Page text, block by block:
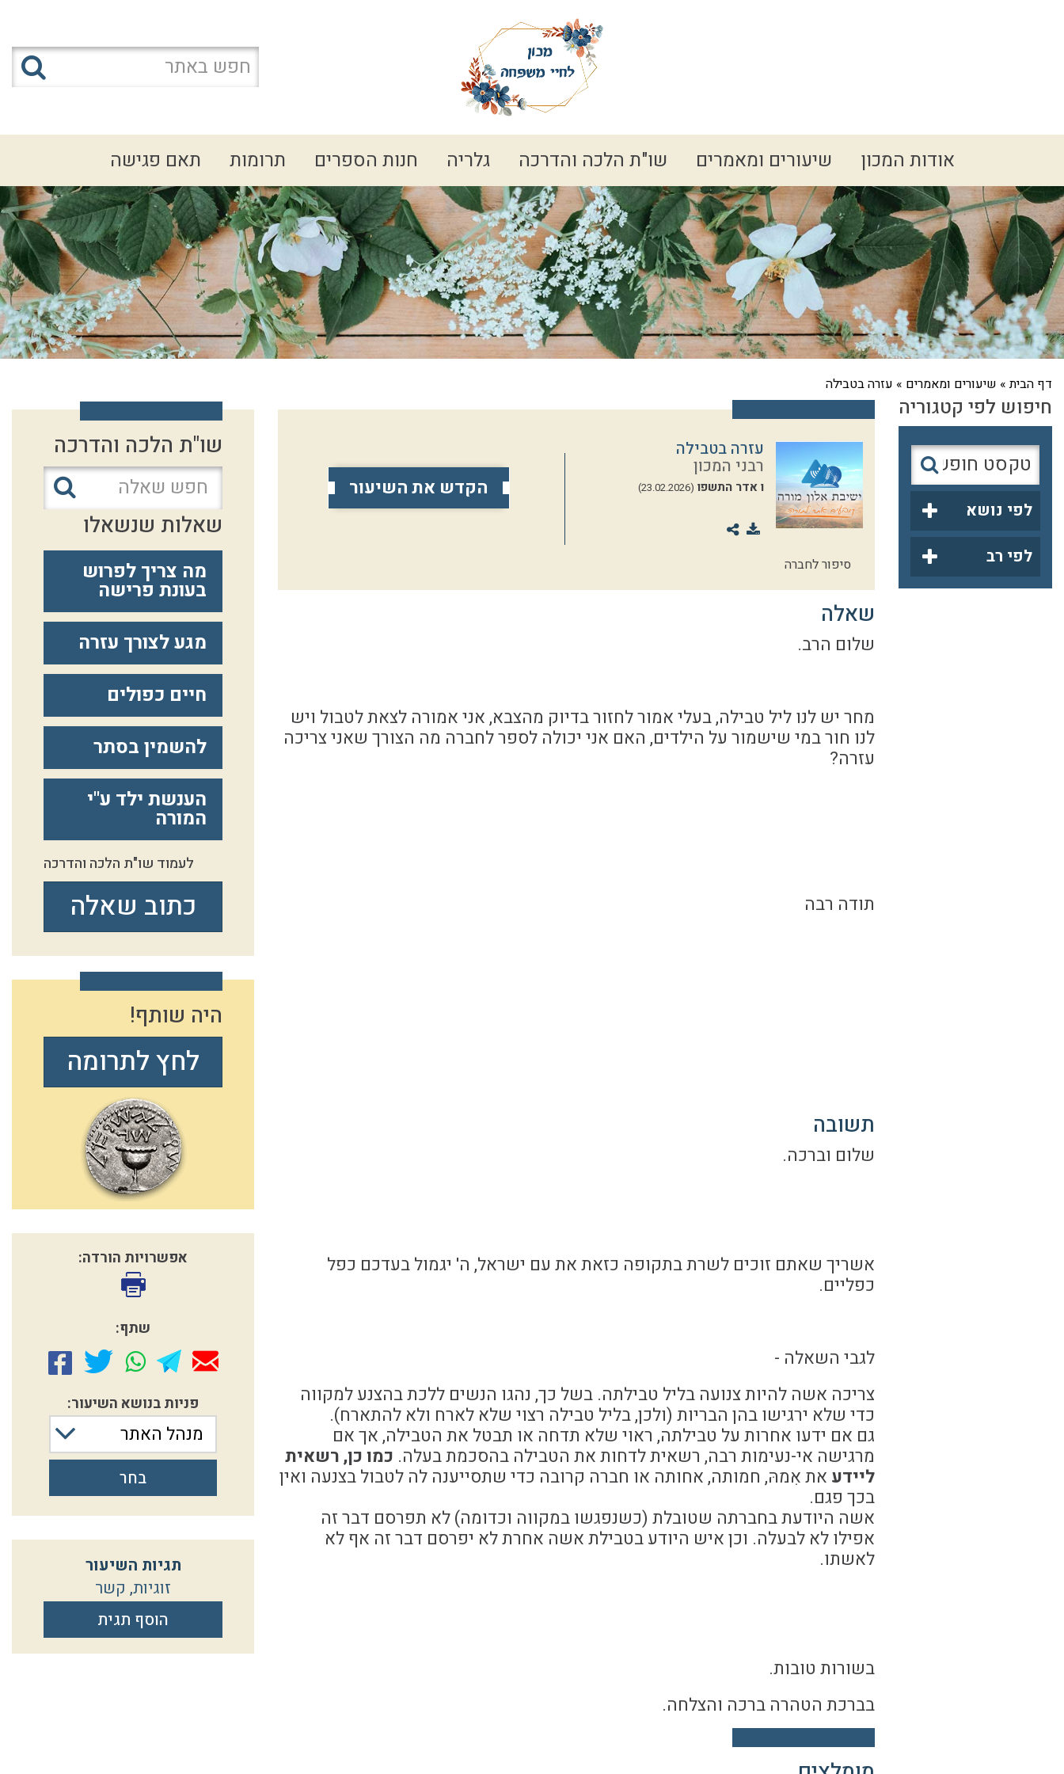
אודות המכון שיעורים ומאמרים שו"ת הלכה והדרכה גלריה חנות הספרים תרומות תאם פגישה
דף הבית» שיעורים ומאמרים » עזרה בטבילה
חיפוש לפי קטגוריה
לפי נושא
לפי רב
עזרה בטבילה
רבני המכון
ו אדר התשפו (23.02.2026) הקדש את השיעור
סיפור לחברה
שאלה
שלום הרב.
מחר יש לנו ליל טבילה, בעלי אמור לחזור בדיוק מהצבא, אני אמורה לצאת לטבול ויש
לנו חור במי שישמור על הילדים, האם אני יכולה לספר לחברה מה הצורך שאני צריכה
עזרה?
תודה רבה
תשובה
שלום וברכה.
אשריך שאתם זוכים לשרת בתקופה כזאת את עם ישראל, ה' יגמול בעדכם כפל
כפליים.
לגבי השאלה -
צריכה אשה להיות צנועה בליל טבילתה. בשל כך, נהגו הנשים ללכת בהצנע למקווה
כדי שלא ירגישו בהן הבריות (ולכן, בליל טבילה רצוי שלא לארח ולא להתארח).
גם אם ידעו אחרות על טבילתה, ראוי שלא תדחה או תבטל את הטבילה, אך אם
מרגישה אי-נעימות רבה, רשאית לדחות את הטבילה בהסכמת בעלה. כמו כן, רשאית
ליידע את אִמהּ, חמותה, אחותה או חברה קרובה כדי שתסייענה לה לטבול בצנעה ואין
בכך פגם.
אשה היודעת בחברתה שטובלת (כשנפגשו במקווה וכדומה) לא תפרסם דבר זה
אפילו לא לבעלה. וכן איש היודע בטבילת אשה אחרת לא יפרסם דבר זה אף לא
לאשתו.
בשורות טובות.
בברכת הטהרה ברכה והצלחה.
שו"ת הלכה והדרכה
שאלות שנשאלו
מה צריך לפרוש
בעונת פרישה
מגע לצורך עזרה
חיים כפולים
להשמין בסתר
הענשת ילד ע"י
המורה
לעמוד שו"ת הלכה והדרכה
כתוב שאלה
היה שותף!
לחץ לתרומה
אפשרויות הורדה:
שתף:
פניות בנושא השיעור:
מנהל האתר
בחר
תגיות השיעור
זוגיות, קשר
הוסף תגית